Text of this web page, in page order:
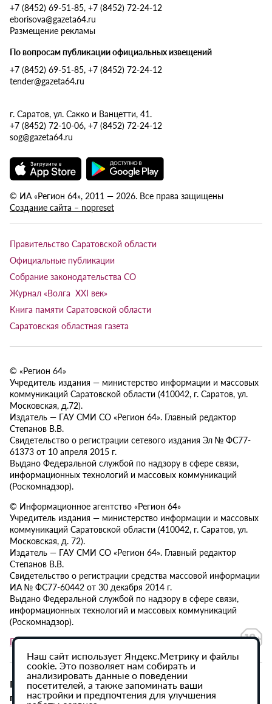
+7 (8452) 69-51-85, +7 (8452) 72-24-12
eborisova@gazeta64.ru
Размещение рекламы
По вопросам публикации официальных извещений
+7 (8452) 69-51-85, +7 (8452) 72-24-12
tender@gazeta64.ru
г. Саратов, ул. Сакко и Ванцетти, 41.
+7 (8452) 72-10-06, +7 (8452) 72-24-12
sog@gazeta64.ru
© ИА «Регион 64», 2011 — 2026. Все права защищены
Создание сайта – nopreset
Правительство Саратовской области
Официальные публикации
Собрание законодательства СО
Журнал «Волга XXI век»
Книга памяти Саратовской области
Саратовская областная газета
© «Регион 64»
Учредитель издания — министерство информации и массовых
коммуникаций Саратовской области (410042, г. Саратов, ул.
Московская, д.72).
Издатель — ГАУ СМИ СО «Регион 64». Главный редактор
Степанов В.В.
Свидетельство о регистрации сетевого издания Эл № ФС77-
61373 от 10 апреля 2015 г.
Выдано Федеральной службой по надзору в сфере связи,
информационных технологий и массовых коммуникаций
(Роскомнадзор).
© Информационное агентство «Регион 64»
Учредитель издания — министерство информации и массовых
коммуникаций Саратовской области (410042, г. Саратов, ул.
Московская, д. 72).
Издатель — ГАУ СМИ СО «Регион 64». Главный редактор
Степанов В.В.
Свидетельство о регистрации средства массовой информации
ИА № ФС77-60442 от 30 декабря 2014 г.
Выдано Федеральной службой по надзору в сфере связи,
информационных технологий и массовых коммуникаций
(Роскомнадзор).
Политика в отношении обработки персональных данных
При использовании материалов сайта активная
гиперссылка на ИА «Регион 64» обязательна.
Наш сайт использует Яндекс.Метрику и файлы
cookie. Это позволяет нам собирать и
анализировать данные о поведении
посетителей, а также запоминать ваши
настройки и предпочтения для улучшения